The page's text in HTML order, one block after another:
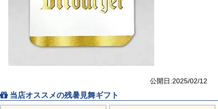
公開日:2025/02/12
当店オススメの残暑見舞ギフト